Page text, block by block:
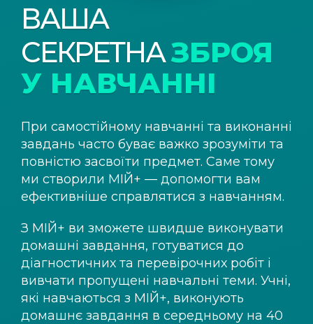
ВАША
СЕКРЕТНАЗБРОЯ
У НАВЧАННІ
При самостійному навчанні та виконанні
завдань часто буває важко зрозуміти та
повністю засвоїти предмет. Саме тому
ми створили МІЙ+ — допомогти вам
ефективніше справлятися з навчанням.
З МІЙ+ ви зможете швидше виконувати
домашні завдання, готуватися до
діагностичних та перевірочних робіт і
вивчати пропущені навчальні теми. Учні,
які навчаються з МІЙ+, виконують
домашнє завдання в середньому на 40